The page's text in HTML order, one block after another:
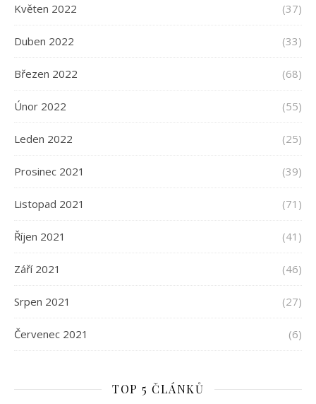
Květen 2022 (37)
Duben 2022 (33)
Březen 2022 (68)
Únor 2022 (55)
Leden 2022 (25)
Prosinec 2021 (39)
Listopad 2021 (71)
Říjen 2021 (41)
Září 2021 (46)
Srpen 2021 (27)
Červenec 2021 (6)
TOP 5 ČLÁNKŮ